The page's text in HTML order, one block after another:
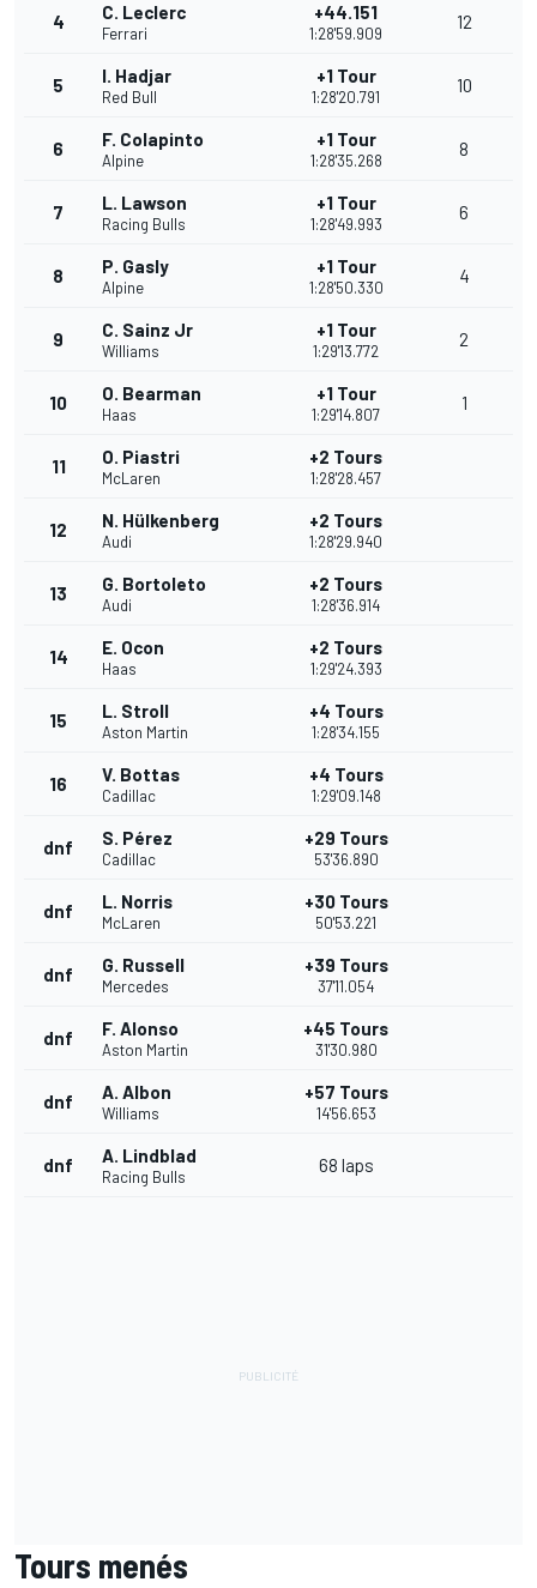
4 C. Leclerc
Ferrari
+44.151
1:28'59.909
12
5 I. Hadjar
Red Bull
+1 Tour
1:28'20.791
10
6 F. Colapinto
Alpine
+1 Tour
1:28'35.268
8
7 L. Lawson
Racing Bulls
+1 Tour
1:28'49.993
6
8 P. Gasly
Alpine
+1 Tour
1:28'50.330
4
9 C. Sainz Jr
Williams
+1 Tour
1:29'13.772
2
10 O. Bearman
Haas
+1 Tour
1:29'14.807
1
11 O. Piastri
McLaren
+2 Tours
1:28'28.457
12 N. Hülkenberg
Audi
+2 Tours
1:28'29.940
13 G. Bortoleto
Audi
+2 Tours
1:28'36.914
14 E. Ocon
Haas
+2 Tours
1:29'24.393
15 L. Stroll
Aston Martin
+4 Tours
1:28'34.155
16 V. Bottas
Cadillac
+4 Tours
1:29'09.148
dnf S. Pérez
Cadillac
+29 Tours
53'36.890
dnf L. Norris
McLaren
+30 Tours
50'53.221
dnf G. Russell
Mercedes
+39 Tours
37'11.054
dnf F. Alonso
Aston Martin
+45 Tours
31'30.980
dnf A. Albon
Williams
+57 Tours
14'56.653
dnf A. Lindblad
Racing Bulls
68 laps
Tours menés